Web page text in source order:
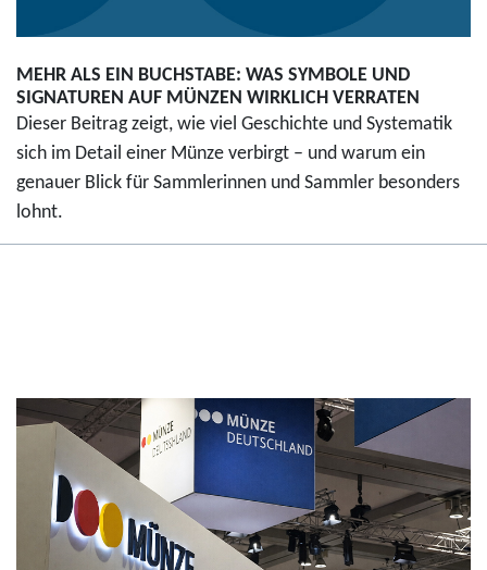
MEHR ALS EIN BUCHSTABE: WAS SYMBOLE UND
SIGNATUREN AUF MÜNZEN WIRKLICH VERRATEN
Dieser Beitrag zeigt, wie viel Geschichte und Systematik
sich im Detail einer Münze verbirgt – und warum ein
genauer Blick für Sammlerinnen und Sammler besonders
lohnt.